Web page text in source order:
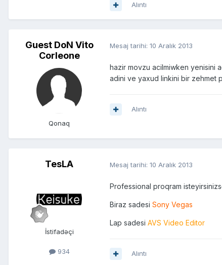
Alıntı
Guest DoN Vito
Corleone
Qonaq
Mesaj tarihi: 10 Aralık 2013
hazir movzu acilmiwken yenisini
adini ve yaxud linkini bir zehmet
Alıntı
TesLA
İstifadəçi
934
Mesaj tarihi: 10 Aralık 2013
Professional proqram
Biraz sadesi Sony Vegas
Lap sadesi AVS Video Editor
Alıntı